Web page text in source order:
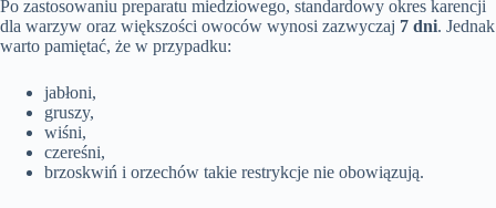
Po zastosowaniu preparatu miedziowego, standardowy okres karencji
dla warzyw oraz większości owoców wynosi zazwyczaj 7 dni. Jednak
warto pamiętać, że w przypadku:
jabłoni,
gruszy,
wiśni,
czereśni,
brzoskwiń i orzechów takie restrykcje nie obowiązują.